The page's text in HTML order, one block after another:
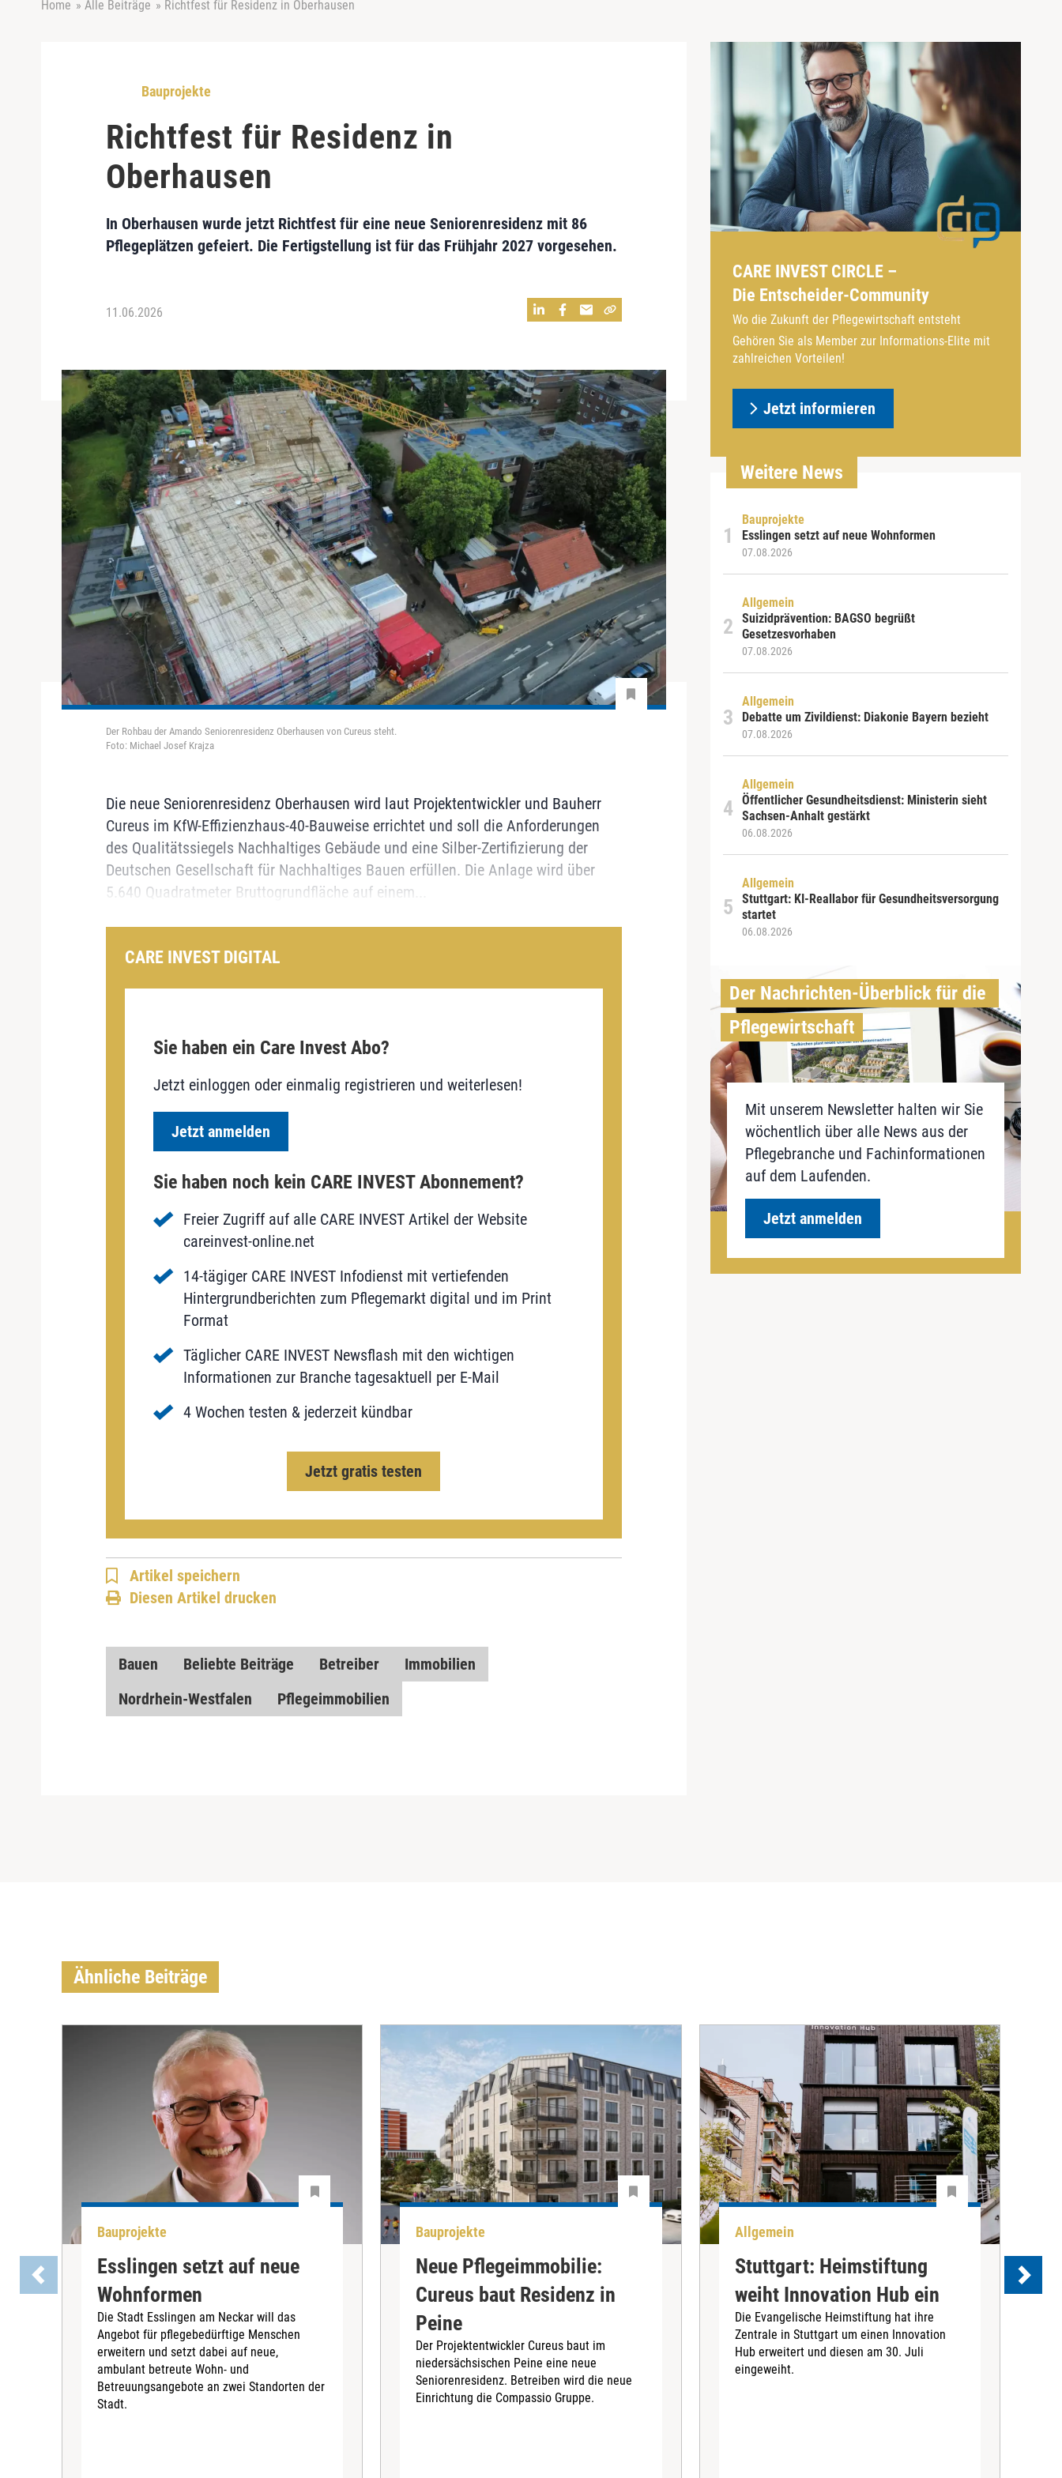
Home » Alle Beiträge » Richtfest für Residenz in Oberhausen
Bauprojekte
Richtfest für Residenz in
Oberhausen
In Oberhausen wurde jetzt Richtfest für eine neue Seniorenresidenz mit 86
Pflegeplätzen gefeiert. Die Fertigstellung ist für das Frühjahr 2027 vorgesehen.
11.06.2026
Der Rohbau der Amando Seniorenresidenz Oberhausen von Cureus steht.
Foto: Michael Josef Krajza
Die neue Seniorenresidenz Oberhausen wird laut Projektentwickler und Bauherr
Cureus im KfW-Effizienzhaus-40-Bauweise errichtet und soll die Anforderungen
des Qualitätssiegels Nachhaltiges Gebäude und eine Silber-Zertifizierung der
Deutschen Gesellschaft für Nachhaltiges Bauen erfüllen. Die Anlage wird über
5.640 Quadratmeter Bruttogrundfläche auf einem...
CARE INVEST DIGITAL
Sie haben ein Care Invest Abo?
Jetzt einloggen oder einmalig registrieren und weiterlesen!
Jetzt anmelden
Sie haben noch kein CARE INVEST Abonnement?
Freier Zugriff auf alle CARE INVEST Artikel der Website
careinvest-online.net
14-tägiger CARE INVEST Infodienst mit vertiefenden
Hintergrundberichten zum Pflegemarkt digital und im Print
Format
Täglicher CARE INVEST Newsflash mit den wichtigen
Informationen zur Branche tagesaktuell per E-Mail
4 Wochen testen & jederzeit kündbar
Jetzt gratis testen
Artikel speichern
Diesen Artikel drucken
Bauen Beliebte Beiträge Betreiber
Immobilien
Nordrhein-Westfalen
Pflegeimmobilien
CARE INVEST CIRCLE –
Die Entscheider-Community
Wo die Zukunft der Pflegewirtschaft entsteht
Gehören Sie als Member zur Informations-Elite mit
zahlreichen Vorteilen!
Jetzt informieren
Weitere News
Bauprojekte
Esslingen setzt auf neue Wohnformen
07.08.2026
Allgemein
Suizidprävention: BAGSO begrüßt
Gesetzesvorhaben
07.08.2026
Allgemein
Debatte um Zivildienst: Diakonie Bayern bezieht
07.08.2026
Allgemein
Öffentlicher Gesundheitsdienst: Ministerin sieht
Sachsen-Anhalt gestärkt
06.08.2026
Allgemein
Stuttgart: KI-Reallabor für Gesundheitsversorgung
startet
06.08.2026
Der Nachrichten-Überblick für die
Pflegewirtschaft
Mit unserem Newsletter halten wir Sie
wöchentlich über alle News aus der
Pflegebranche und Fachinformationen
auf dem Laufenden.
Jetzt anmelden
Ähnliche Beiträge
Bauprojekte
Esslingen setzt auf neue
Wohnformen
Die Stadt Esslingen am Neckar will das
Angebot für pflegebedürftige Menschen
erweitern und setzt dabei auf neue,
ambulant betreute Wohn- und
Betreuungsangebote an zwei Standorten der
Stadt.
Bauprojekte
Neue Pflegeimmobilie:
Cureus baut Residenz in
Peine
Der Projektentwickler Cureus baut im
niedersächsischen Peine eine neue
Seniorenresidenz. Betreiben wird die neue
Einrichtung die Compassio Gruppe.
Allgemein
Stuttgart: Heimstiftung
weiht Innovation Hub ein
Die Evangelische Heimstiftung hat ihre
Zentrale in Stuttgart um einen Innovation
Hub erweitert und diesen am 30. Juli
eingeweiht.